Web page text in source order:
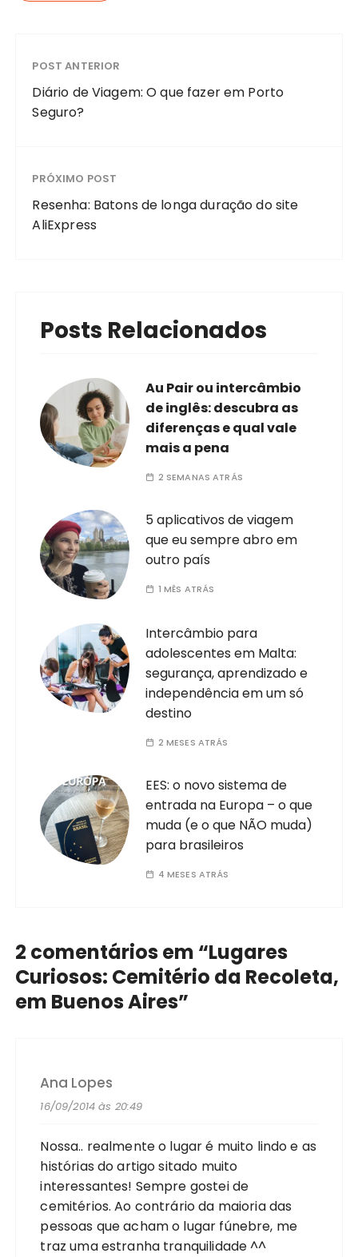
POST ANTERIOR
Diário de Viagem: O que fazer em Porto
Seguro?
PRÓXIMO POST
Resenha: Batons de longa duração do site
AliExpress
Posts Relacionados
Au Pair ou intercâmbio
de inglês: descubra as
diferenças e qual vale
mais a pena
2 SEMANAS ATRÁS
5 aplicativos de viagem
que eu sempre abro em
outro país
1 MÊS ATRÁS
Intercâmbio para
adolescentes em Malta:
segurança, aprendizado e
independência em um só
destino
2 MESES ATRÁS
EES: o novo sistema de
entrada na Europa – o que
muda (e o que NÃO muda)
para brasileiros
4 MESES ATRÁS
2 comentários em “Lugares
Curiosos: Cemitério da Recoleta,
em Buenos Aires”
Ana Lopes
16/09/2014 às 20:49
Nossa.. realmente o lugar é muito lindo e as
histórias do artigo sitado muito
interessantes! Sempre gostei de
cemitérios. Ao contrário da maioria das
pessoas que acham o lugar fúnebre, me
traz uma estranha tranquilidade ^^